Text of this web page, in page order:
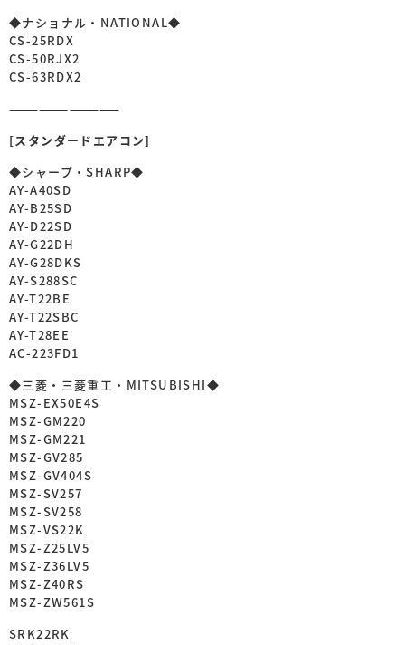
◆ナショナル・NATIONAL◆
CS-25RDX
CS-50RJX2
CS-63RDX2
———————————
[スタンダードエアコン]
◆シャープ・SHARP◆
AY-A40SD
AY-B25SD
AY-D22SD
AY-G22DH
AY-G28DKS
AY-S288SC
AY-T22BE
AY-T22SBC
AY-T28EE
AC-223FD1
◆三菱・三菱重工・MITSUBISHI◆
MSZ-EX50E4S
MSZ-GM220
MSZ-GM221
MSZ-GV285
MSZ-GV404S
MSZ-SV257
MSZ-SV258
MSZ-VS22K
MSZ-Z25LV5
MSZ-Z36LV5
MSZ-Z40RS
MSZ-ZW561S
SRK22RK